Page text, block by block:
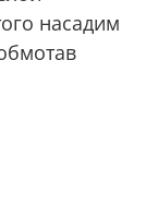
насадим